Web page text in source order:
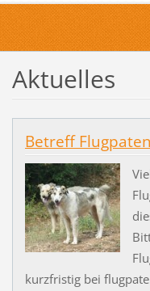
Aktuelles
Betreff Flugpaten
kurzfristig bei